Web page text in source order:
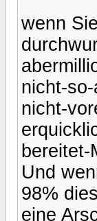
wenn
nicht-
nicht-
bereitet-
Und
98%
eine